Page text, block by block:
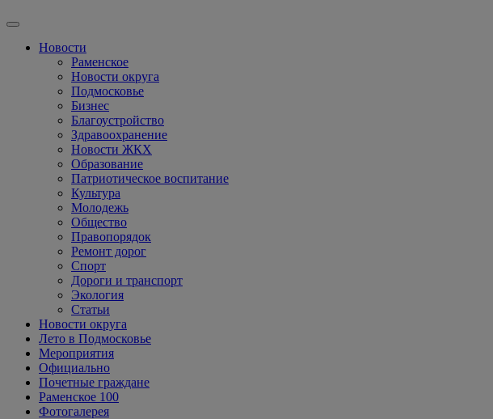
Новости
Раменское
Новости округа
Подмосковье
Бизнес
Благоустройство
Здравоохранение
Новости ЖКХ
Образование
Патриотическое воспитание
Культура
Молодежь
Общество
Правопорядок
Ремонт дорог
Спорт
Дороги и транспорт
Экология
Статьи
Новости округа
Лето в Подмосковье
Мероприятия
Официально
Почетные граждане
Раменское 100
Фотогалерея